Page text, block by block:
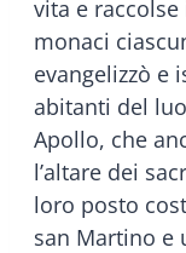
vita e
monaci
evangelizzò e
abitanti del
Apollo, che
l’altare dei
loro posto
san Martino e